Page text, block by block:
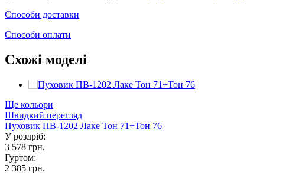
Способи доставки
Способи оплати
Схожі моделі
Ще кольори
Швидкий перегляд
Пуховик ПВ-1202 Лаке Тон 71+Тон 76
У роздріб:
3 578 грн.
Гуртом:
2 385 грн.